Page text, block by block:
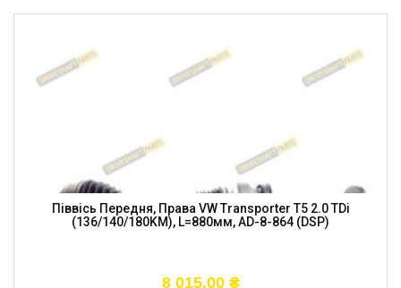
Піввісь Передня, Права VW Transporter T5 2.0 TDi
(136/140/180KM), L=880мм, AD-8-864 (DSP)
8 015,00 ₴